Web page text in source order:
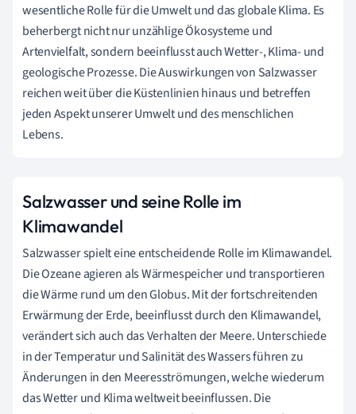
wesentliche Rolle für die Umwelt und das globale Klima. Es
beherbergt nicht nur unzählige Ökosysteme und
Artenvielfalt, sondern beeinflusst auch Wetter-, Klima- und
geologische Prozesse. Die Auswirkungen von Salzwasser
reichen weit über die Küstenlinien hinaus und betreffen
jeden Aspekt unserer Umwelt und des menschlichen
Lebens.
Salzwasser und seine Rolle im
Klimawandel
Salzwasser spielt eine entscheidende Rolle im Klimawandel.
Die Ozeane agieren als Wärmespeicher und transportieren
die Wärme rund um den Globus. Mit der fortschreitenden
Erwärmung der Erde, beeinflusst durch den Klimawandel,
verändert sich auch das Verhalten der Meere. Unterschiede
in der Temperatur und Salinität des Wassers führen zu
Änderungen in den Meeresströmungen, welche wiederum
das Wetter und Klima weltweit beeinflussen. Die